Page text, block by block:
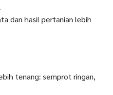
dan hasil pertanian lebih
tenang: semprot ringan,